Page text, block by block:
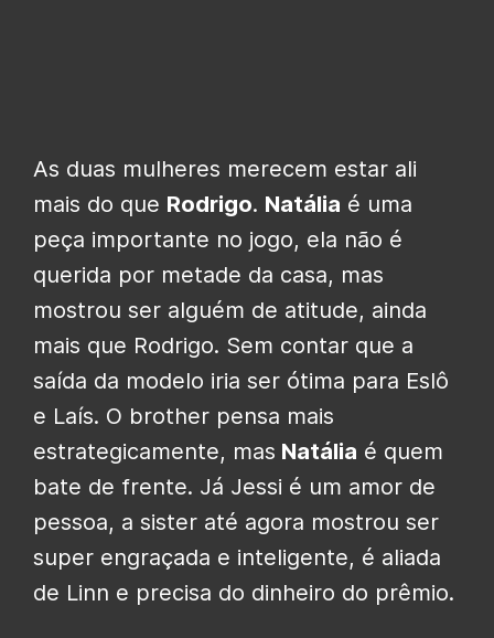
As duas mulheres merecem estar ali
mais do que Rodrigo. Natália é uma
peça importante no jogo, ela não é
querida por metade da casa, mas
mostrou ser alguém de atitude, ainda
mais que Rodrigo. Sem contar que a
saída da modelo iria ser ótima para Eslô
e Laís. O brother pensa mais
estrategicamente, mas Natália é quem
bate de frente. Já Jessi é um amor de
pessoa, a sister até agora mostrou ser
super engraçada e inteligente, é aliada
de Linn e precisa do dinheiro do prêmio.